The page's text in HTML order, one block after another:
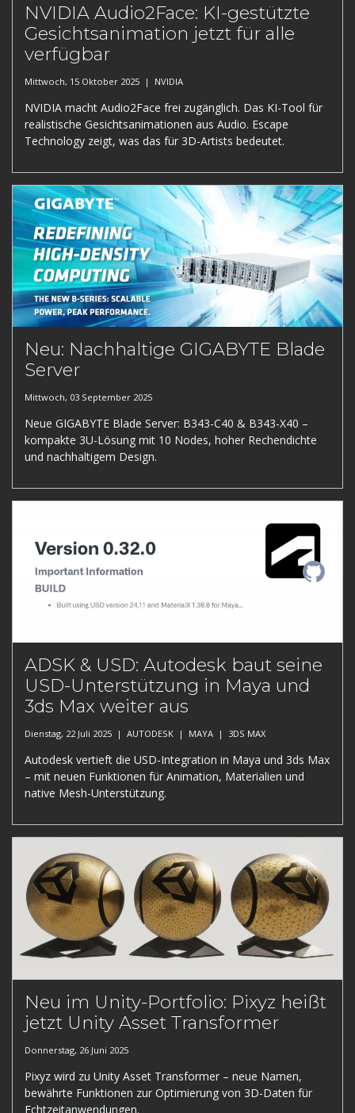
NVIDIA Audio2Face: KI-gestützte
Gesichtsanimation jetzt für alle
verfügbar
Mittwoch, 15 Oktober 2025 | NVIDIA
NVIDIA macht Audio2Face frei zugänglich. Das KI-Tool für
realistische Gesichtsanimationen aus Audio. Escape
Technology zeigt, was das für 3D-Artists bedeutet.
Neu: Nachhaltige GIGABYTE Blade
Server
Mittwoch, 03 September 2025
Neue GIGABYTE Blade Server: B343-C40 & B343-X40 –
kompakte 3U-Lösung mit 10 Nodes, hoher Rechendichte
und nachhaltigem Design.
ADSK & USD: Autodesk baut seine
USD-Unterstützung in Maya und
3ds Max weiter aus
Dienstag, 22 Juli 2025 | AUTODESK | MAYA | 3DS MAX
Autodesk vertieft die USD-Integration in Maya und 3ds Max
– mit neuen Funktionen für Animation, Materialien und
native Mesh-Unterstützung.
Neu im Unity-Portfolio: Pixyz heißt
jetzt Unity Asset Transformer
Donnerstag, 26 Juni 2025
Pixyz wird zu Unity Asset Transformer – neue Namen,
bewährte Funktionen zur Optimierung von 3D-Daten für
Echtzeitanwendungen.